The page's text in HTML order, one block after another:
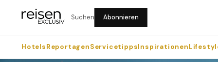
Suchen Abonnieren
HotelsReportagenServicetippsInspirationen